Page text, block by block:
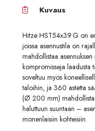
Kuvaus
Hitze HST54x39.G on
joissa asennustila on
mahdollistaa
kompromisseja laadusta
soveltuu myös
taloihin, ja 360 astetta
(Ø 200 mm)
haluttuun suuntaan –
monenlaisiin kohteisiin.